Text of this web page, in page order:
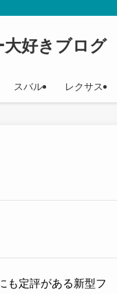
、辛口評価までカタログ
好きブログ
スバル レクサス
も定評がある新型フ